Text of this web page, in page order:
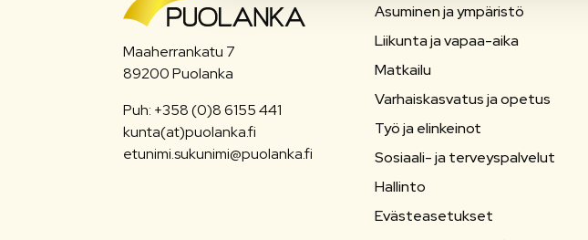
Maaherrankatu 7
89200 Puolanka
Puh: +358 (0)8 6155 441
kunta(at)puolanka.fi
etunimi.sukunimi@puolanka.fi
Asuminen ja ympäristö
Liikunta ja vapaa-aika
Matkailu
Varhaiskasvatus ja opetus
Työ ja elinkeinot
Sosiaali- ja terveyspalvelut
Hallinto
Evästeasetukset